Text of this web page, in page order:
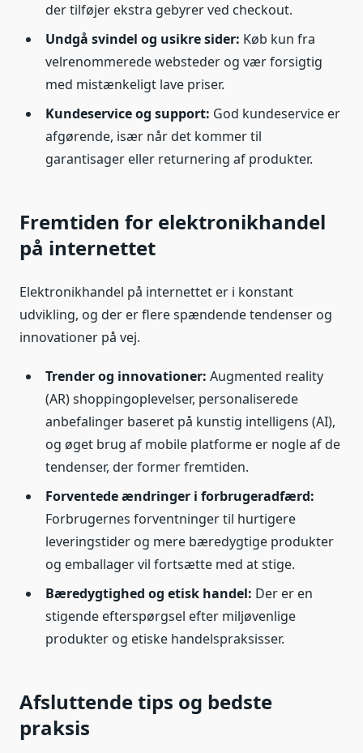
der tilføjer ekstra gebyrer ved checkout.
Undgå svindel og usikre sider: Køb kun fra
velrenommerede websteder og vær forsigtig
med mistænkeligt lave priser.
Kundeservice og support: God kundeservice er
afgørende, især når det kommer til
garantisager eller returnering af produkter.
Fremtiden for elektronikhandel
på internettet
Elektronikhandel på internettet er i konstant
udvikling, og der er flere spændende tendenser og
innovationer på vej.
Trender og innovationer: Augmented reality
(AR) shoppingoplevelser, personaliserede
anbefalinger baseret på kunstig intelligens (AI),
og øget brug af mobile platforme er nogle af de
tendenser, der former fremtiden.
Forventede ændringer i forbrugeradfærd:
Forbrugernes forventninger til hurtigere
leveringstider og mere bæredygtige produkter
og emballager vil fortsætte med at stige.
Bæredygtighed og etisk handel: Der er en
stigende efterspørgsel efter miljøvenlige
produkter og etiske handelspraksisser.
Afsluttende tips og bedste
praksis